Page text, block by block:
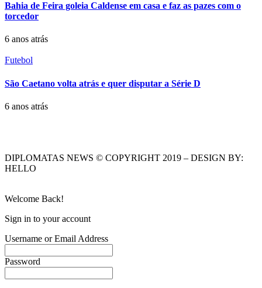
Bahia de Feira goleia Caldense em casa e faz as pazes com o
torcedor
6 anos atrás
Futebol
São Caetano volta atrás e quer disputar a Série D
6 anos atrás
DIPLOMATAS NEWS © COPYRIGHT 2019 – DESIGN BY:
HELLO
Welcome Back!
Sign in to your account
Username or Email Address
Password